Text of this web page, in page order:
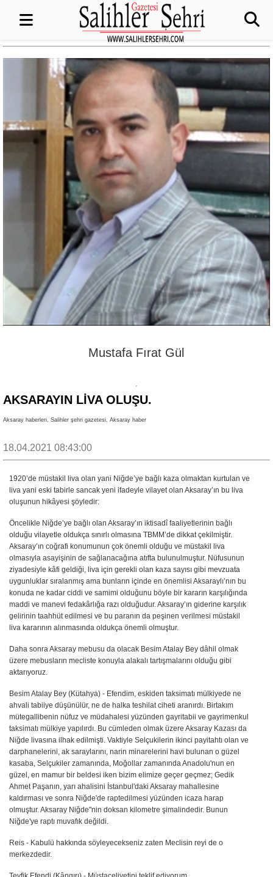
Mustafa Fırat Gül
AKSARAYIN LİVA OLUŞU.
Aksaray haberleri, Salihler şehri gazetesi, Aksaray haber
18.04.2021 08:43:00
1920’de müstakil liva olan yani Niğde’ye bağlı kaza olmaktan kurtulan ve
liva yani eski tabirle sancak yeni ifadeyle vilayet olan Aksaray’ın bu liva
oluşunun hikâyesi şöyledir:
Öncelikle Niğde’ye bağlı olan Aksaray’ın iktisadî faaliyetlerinin bağlı
olduğu vilayetle oldukça sınırlı olmasına TBMM’de dikkat çekilmiştir.
Aksaray’ın coğrafi konumunun çok önemli olduğu ve müstakil liva
olmasıyla asayişinin de sağlanacağına atıfta bulunulmuştur. Nüfusunun
ziyadesiyle kâfi geldiği, liva için gerekli olan kaza sayısı gibi mevzuata
uygunluklar sıralanmış ama bunların içinde en önemlisi Aksaraylı’nın bu
konuda ne kadar ciddi ve samimi olduğunu böyle bir kararın karşılığında
maddi ve manevi fedakârlığa razı olduğudur. Aksaray’ın giderine karşılık
gelirinin taahhüt edilmesi ve bu paranın da peşinen verilmesi müstakil
liva kararının alınmasında oldukça önemli olmuştur.
Daha sonra Aksaray mebusu da olacak Besim Atalay Bey dâhil olmak
üzere mebusların mecliste konuyla alakalı tartışmalarını olduğu gibi
aktarıyoruz.
Besim Atalay Bey (Kütahya) - Efendim, eskiden taksimatı mülkiyede ne
ahvali tabiiye düşünülür, ne de halka teshilat ciheti aranırdı. Birtakım
mütegallibenin nüfuz ve müdahalesi yüzünden gayritabii ve gayrimenkul
taksimatı mülkiye yapılırdı. Bu cümleden olmak üzere Aksaray Kazası da
Niğde livasına ilhak edilmişti. Vaktiyle Selçukilerin ikinci payitahtı olan ve
darphanelerini, ak saraylarını, narin minarelerini havi bulunan o güzel
kasaba, Selçukiler zamanında, Moğollar zamanında Anadolu'nun en
güzel, en mamur bir beldesi iken bizim elimize geçer geçmez; Gedik
Ahmet Paşanın, yarı ahalisini İstanbul'daki Aksaray mahallesine
kaldırması ve sonra Niğde'de raptedilmesi yüzünden icaza harap
olmuştur. Aksaray Niğde"nin doksan kilometre şimalindedir. Bunun
Niğde'ye raptı muvafık değildi.
Reis - Kabulü hakkında söyleyecekseniz zaten Meclisin reyi de o
merkezdedir.